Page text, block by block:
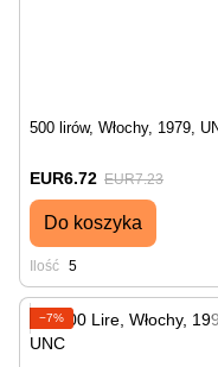
500 lirów, Włochy, 1979,
EUR6.72 EUR7.23
Do koszyka
Ilość 5
−7%